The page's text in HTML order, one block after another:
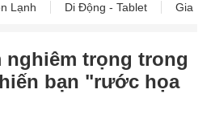
Lạnh Di Động - Tablet Gia
nghiêm trọng trong
bạn "rước họa